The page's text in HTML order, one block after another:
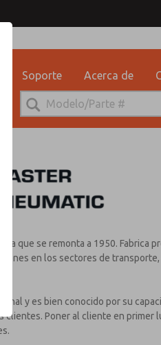
Soporte Acerca de
que se remonta a 1950. Fabrica
en los sectores de
y es bien conocido por su
clientes. Poner al cliente en primer